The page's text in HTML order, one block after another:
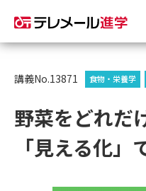
資料請求
大学・短大の資料種類か
講義No.13871 食物・栄養学
野菜をどれだ
「見える化